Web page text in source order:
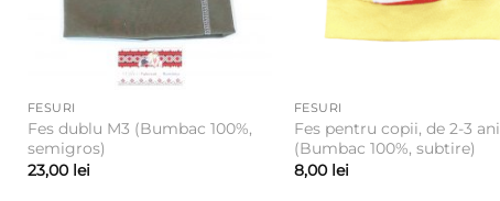
FESURI
Fes dublu M3 (Bumbac 100%,
semigros)
23,00 lei
FESURI
Fes pentru copii, de 2-3 ani
(Bumbac 100%, subtire)
8,00 lei